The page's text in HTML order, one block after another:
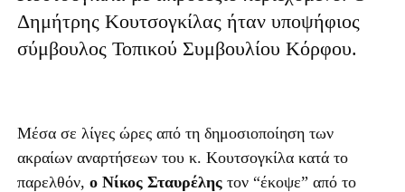
Δημήτρης Κουτσογκίλας ήταν υποψήφιος
σύμβουλος Τοπικού Συμβουλίου Κόρφου.
Μέσα σε λίγες ώρες από τη δημοσιοποίηση των
ακραίων αναρτήσεων του κ. Κουτσογκίλα κατά το
παρελθόν, ο Νίκος Σταυρέλης τον “έκοψε” από το